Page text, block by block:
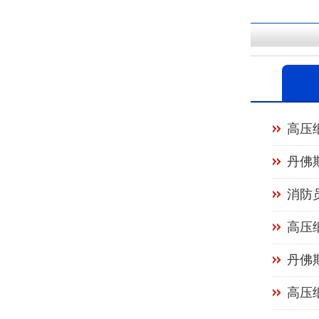
高压
丹佛
消防
高压
丹佛
高压